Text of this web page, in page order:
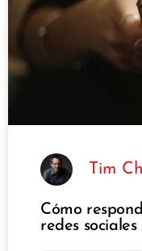
Tim
Cómo
redes sociales